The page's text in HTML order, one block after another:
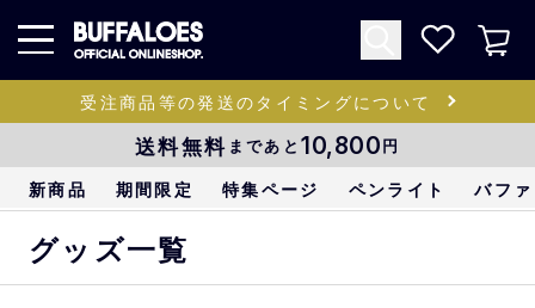
受注商品等の発送のタイミングについて
送料無料 まであと 10,800円
新商品 期間限定 特集ページ ペンライト バフ
グッズ一覧